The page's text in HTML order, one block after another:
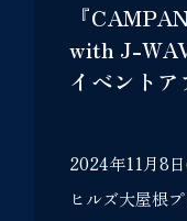
『
with J-
イベントア
2024年11月8
ヒルズ大屋根